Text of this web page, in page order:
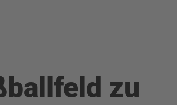
zu